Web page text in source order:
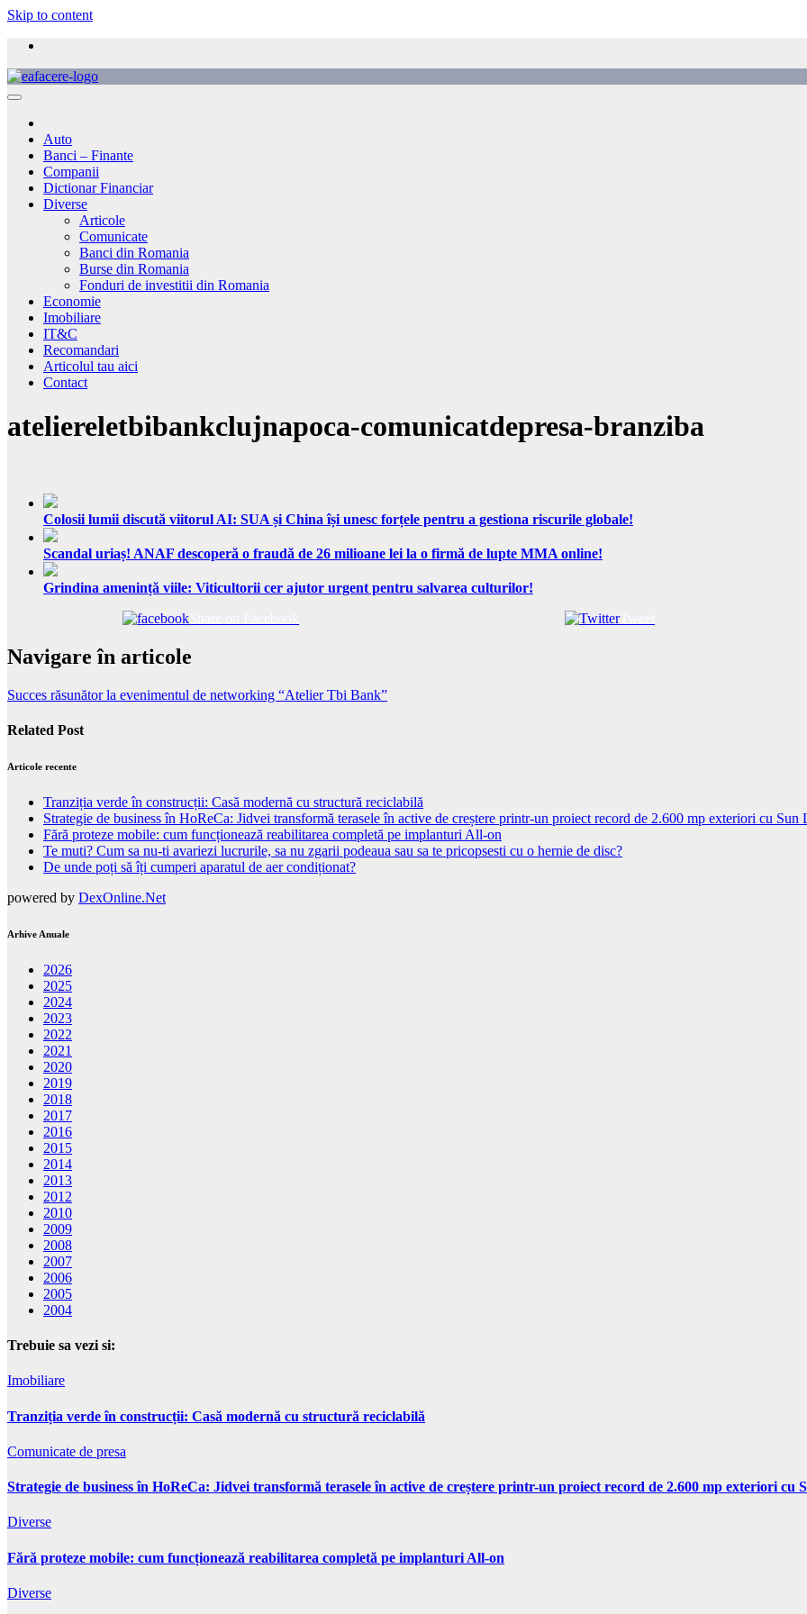
Skip to content
Auto
Banci – Finante
Companii
Dictionar Financiar
Diverse
Articole
Comunicate
Banci din Romania
Burse din Romania
Fonduri de investitii din Romania
Economie
Imobiliare
IT&C
Recomandari
Articolul tau aici
Contact
ateliereletbibankclujnapoca-comunicatdepresa-branziba
Colosii lumii discută viitorul AI: SUA și China își unesc forțele pentru a gestiona riscurile globale!
Scandal uriaș! ANAF descoperă o fraudă de 26 milioane lei la o firmă de lupte MMA online!
Grindina amenință viile: Viticultorii cer ajutor urgent pentru salvarea culturilor!
Tweet
Navigare în articole
Succes răsunător la evenimentul de networking “Atelier Tbi Bank”
Related Post
Articole recente
Tranziția verde în construcții: Casă modernă cu structură reciclabilă
Strategie de business în HoReCa: Jidvei transformă terasele în active de creștere printr-un proiect record de 2.600 mp exteriori cu Sun
Fără proteze mobile: cum funcționează reabilitarea completă pe implanturi All-on
Te muti? Cum sa nu-ti avariezi lucrurile, sa nu zgarii podeaua sau sa te pricopsesti cu o hernie de disc?
De unde poți să îți cumperi aparatul de aer condiționat?
powered by DexOnline.Net
Arhive Anuale
2026
2025
2024
2023
2022
2021
2020
2019
2018
2017
2016
2015
2014
2013
2012
2010
2009
2008
2007
2006
2005
2004
Trebuie sa vezi si:
Imobiliare
Tranziția verde în construcții: Casă modernă cu structură reciclabilă
Comunicate de presa
Strategie de business în HoReCa: Jidvei transformă terasele în active de creștere printr-un proiect record de 2.600 mp exteriori cu
Diverse
Fără proteze mobile: cum funcționează reabilitarea completă pe implanturi All-on
Diverse